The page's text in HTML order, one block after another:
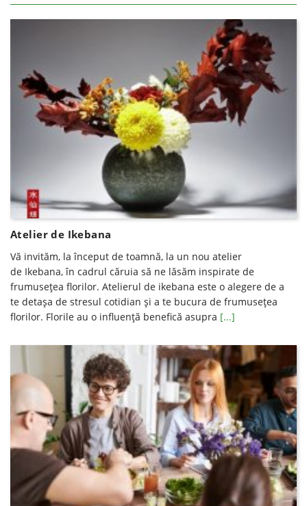
Atelier de Ikebana
Vă invităm, la început de toamnă, la un nou atelier
de Ikebana, în cadrul căruia să ne lăsăm inspirate de
frumuseţea florilor. Atelierul de ikebana este o alegere de a
te detaşa de stresul cotidian şi a te bucura de frumuseţea
florilor. Florile au o influenţă benefică asupra [...]